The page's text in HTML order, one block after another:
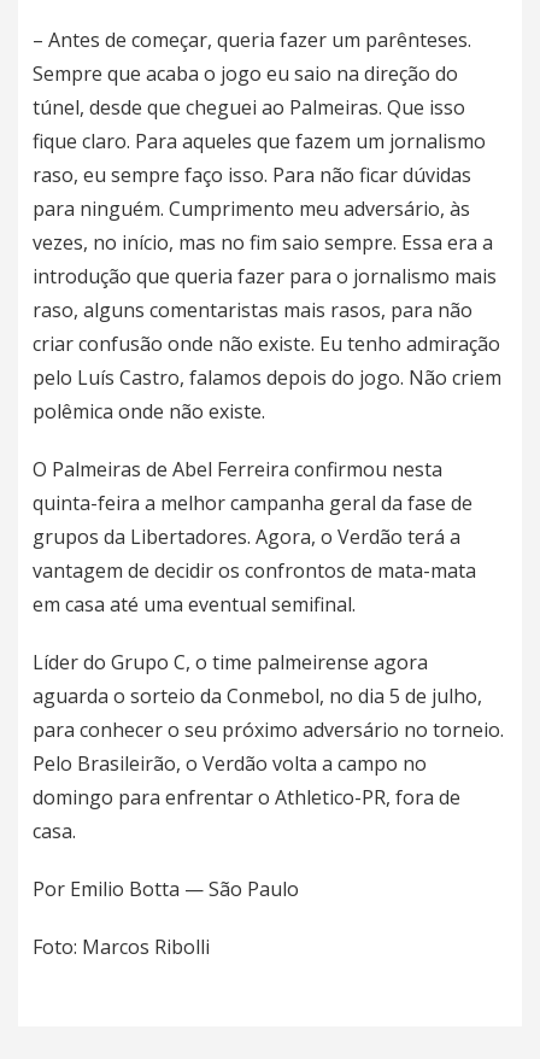
– Antes de começar, queria fazer um parênteses.
Sempre que acaba o jogo eu saio na direção do
túnel, desde que cheguei ao Palmeiras. Que isso
fique claro. Para aqueles que fazem um jornalismo
raso, eu sempre faço isso. Para não ficar dúvidas
para ninguém. Cumprimento meu adversário, às
vezes, no início, mas no fim saio sempre. Essa era a
introdução que queria fazer para o jornalismo mais
raso, alguns comentaristas mais rasos, para não
criar confusão onde não existe. Eu tenho admiração
pelo Luís Castro, falamos depois do jogo. Não criem
polêmica onde não existe.
O Palmeiras de Abel Ferreira confirmou nesta
quinta-feira a melhor campanha geral da fase de
grupos da Libertadores. Agora, o Verdão terá a
vantagem de decidir os confrontos de mata-mata
em casa até uma eventual semifinal.
Líder do Grupo C, o time palmeirense agora
aguarda o sorteio da Conmebol, no dia 5 de julho,
para conhecer o seu próximo adversário no torneio.
Pelo Brasileirão, o Verdão volta a campo no
domingo para enfrentar o Athletico-PR, fora de
casa.
Por Emilio Botta — São Paulo
Foto: Marcos Ribolli